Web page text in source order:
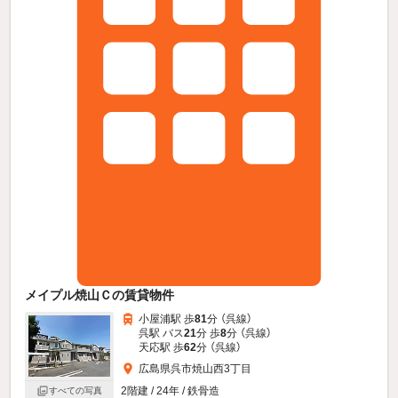
メイプル焼山Ｃの賃貸物件
すべての写真
小屋浦駅 歩81分 （呉線）
呉駅 バス21分 歩8分 （呉線）
天応駅 歩62分 （呉線）
広島県呉市焼山西3丁目
2階建 / 24年 / 鉄骨造